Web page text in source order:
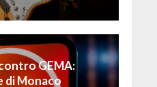
GEMA:
di Monaco